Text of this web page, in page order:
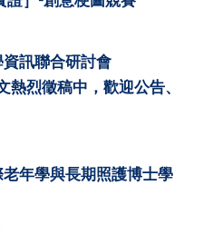
資訊聯合研討會
熱烈徵稿中，歡迎公告、
年學與長期照護博士學